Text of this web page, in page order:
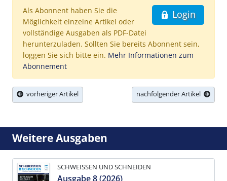
Login
Als Abonnent haben Sie die
Möglichkeit einzelne Artikel oder
vollständige Ausgaben als PDF-Datei
herunterzuladen. Sollten Sie bereits Abonnent sein,
loggen Sie sich bitte ein. Mehr Informationen zum
Abonnement
vorheriger Artikel nachfolgender Artikel
Weitere Ausgaben
SCHWEISSEN UND SCHNEIDEN
Ausgabe 8 (2026)